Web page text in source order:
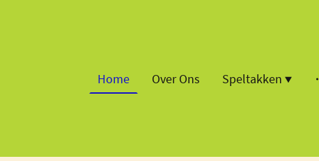
Home Over Ons Speltakken